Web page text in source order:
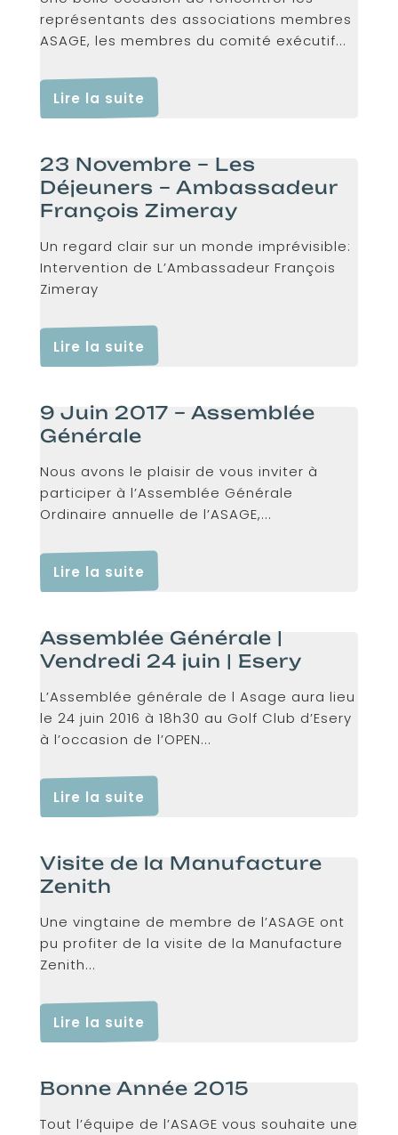
représentants des associations membres
ASAGE, les membres du comité exécutif...
Lire la suite
23 Novembre – Les
Déjeuners – Ambassadeur
François Zimeray
Un regard clair sur un monde imprévisible:
Intervention de L’Ambassadeur François
Zimeray
Lire la suite
9 Juin 2017 – Assemblée
Générale
Nous avons le plaisir de vous inviter à
participer à l’Assemblée Générale
Ordinaire annuelle de l’ASAGE,...
Lire la suite
Assemblée Générale |
Vendredi 24 juin | Esery
L’Assemblée générale de l Asage aura lieu
le 24 juin 2016 à 18h30 au Golf Club d’Esery
à l’occasion de l’OPEN...
Lire la suite
Visite de la Manufacture
Zenith
Une vingtaine de membre de l’ASAGE ont
pu profiter de la visite de la Manufacture
Zenith...
Lire la suite
Bonne Année 2015
Tout l’équipe de l’ASAGE vous souhaite une